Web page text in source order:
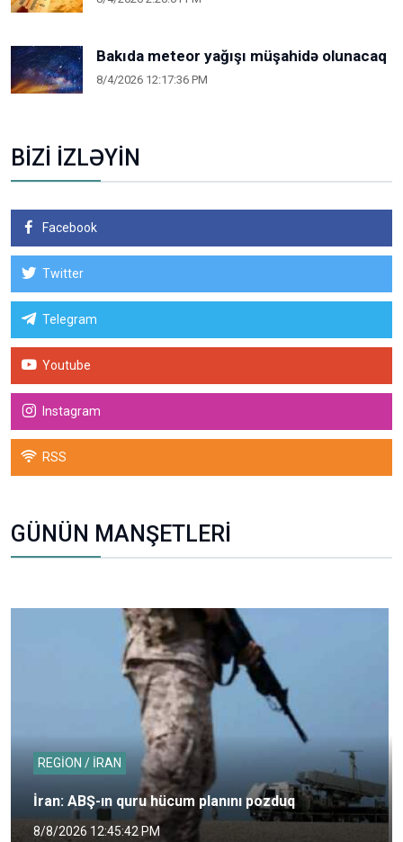
Bakıda meteor yağışı müşahidə olunacaq
8/4/2026 12:17:36 PM
BİZİ İZLƏYİN
Facebook
Twitter
Telegram
Youtube
Instagram
RSS
GÜNÜN MANŞETLERİ
REGİON / İRAN
İran: ABŞ-ın quru hücum planını pozduq
8/8/2026 12:45:42 PM